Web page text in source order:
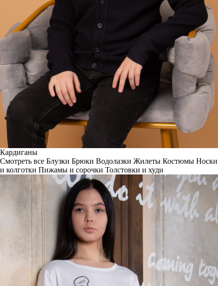
Кардиганы
Смотреть все Блузки Брюки Водолазки Жилеты Костюмы Носки
и колготки Пижамы и сорочки Толстовки и худи